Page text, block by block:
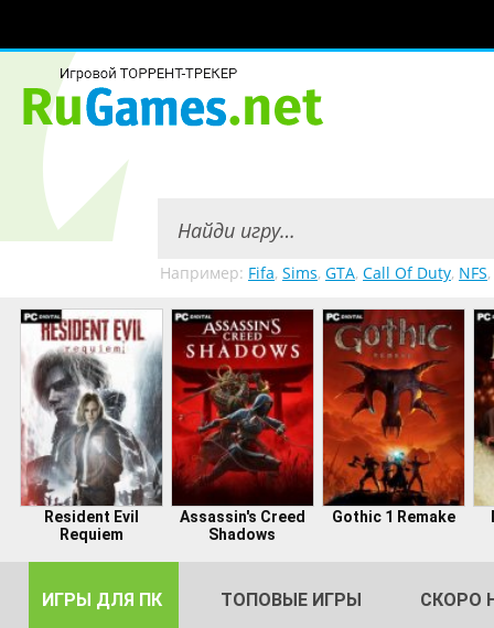
Например: Fifa, Sims, GTA, Call Of Duty, NFS,
Resident Evil
Requiem
Assassin's Creed
Shadows
Gothic 1 Remake
ИГРЫ ДЛЯ ПК ТОПОВЫЕ ИГРЫ СКОРО